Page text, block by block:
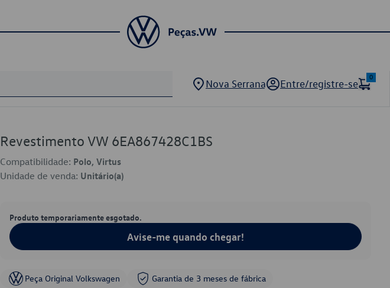
Nova Serrana Entre/registre-se
0
Revestimento VW 6EA867428C1BS
Compatibilidade: Polo, Virtus
Unidade de venda: Unitário(a)
Produto temporariamente esgotado.
Avise-me quando chegar!
Peça Original Volkswagen Garantia de 3 meses de fábrica